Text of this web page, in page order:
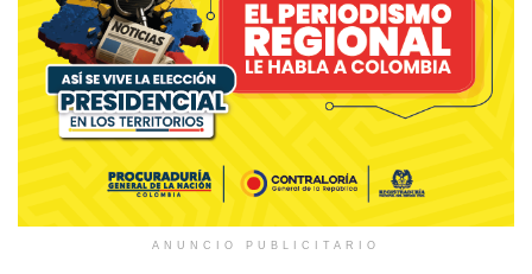
ANUNCIO PUBLICITARIO